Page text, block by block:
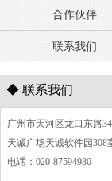
合作伙伴
联系我们
◆ 联系我们
广州市天河区龙口东路
天诚广场天诚软件园308
电话 ：020-87594980